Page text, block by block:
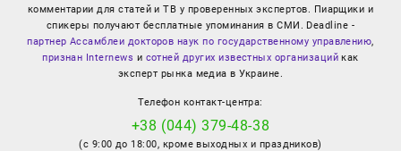
комментарии для статей и ТВ у проверенных экспертов. Пиарщики и
спикеры получают бесплатные упоминания в СМИ. Deadline -
партнер Ассамблеи докторов наук по государственному управлению,
признан Internews и сотней других известных организацийкак
эксперт рынка медиа в Украине.
Телефон контакт-центра:
+38 (044) 379-48-38
(с 9:00 до 18:00, кроме выходных и праздников)